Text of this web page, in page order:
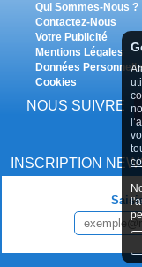
Qui Sommes-Nous ?
Contactez-Nous
Votre Publicité
Mentions Légales
Données
Cookies
NOUS SUIVRE
INSCRIPTION